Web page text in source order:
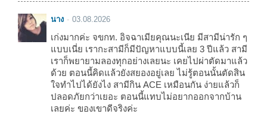
นาง 03.08.2026
เก่งมากค่ะ จขกท. อิจฉาเมียคุณนะเนีย มีสามีน่ารัก ๆ
แบบเนี่ย เรากะสามีก็มีปัญหาแบบนี้เลย 3 ปีแล้ว สามี
เราก็พยายามลองทุกอย่างเลยนะ เคยไปผ่าตัดมาแล้ว
ด้วย ตอนนี้คิดแล้วยังสยองอยู่เลย ไม่รู้ตอนนั้นตัดสิน
ใจทำไปได้ยังไง สามีกิน ACE เหมือนกัน ง่ายแล้วก็
ปลอดภัยกว่าเยอะ ตอนนี้แทบไม่อยากออกจากบ้าน
เลยค่ะ ของเขาดีจริงค่ะ